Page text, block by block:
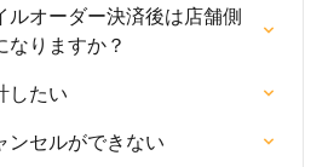
ルオーダー決済後は店舗側
りますか？
したい
ンセルができない